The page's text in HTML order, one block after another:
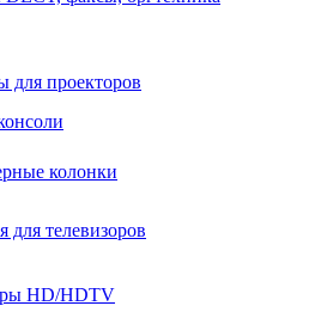
для проекторов
колонки
для телевизоров
HD/HDTV